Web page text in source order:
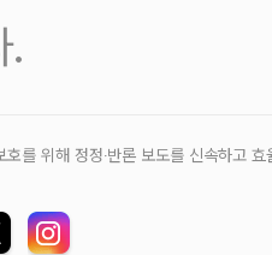
.
를 위해 정정‧반론 보도를 신속하고